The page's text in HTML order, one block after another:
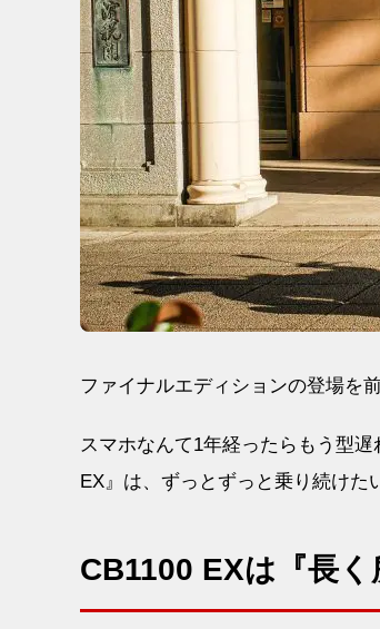
ファイナルエディションの登場を
スマホなんて1年経ったらもう型
EX』は、ずっとずっと乗り続けた
CB1100 EXは『長